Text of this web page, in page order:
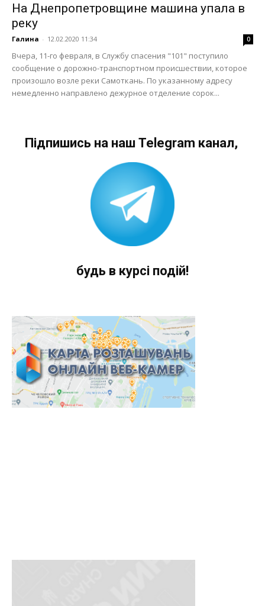
На Днепропетровщине машина упала в
реку
Галина - 12.02.2020 11:34 0
Вчера, 11-го февраля, в Службу спасения "101" поступило
сообщение о дорожно-транспортном происшествии, которое
произошло возле реки Самоткань. По указанному адресу
немедленно направлено дежурное отделение сорок...
Підпишись на наш Telegram канал,
будь в курсі подій!